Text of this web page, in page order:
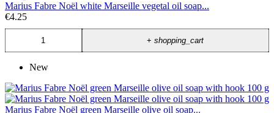
Marius Fabre Noël white Marseille vegetal oil soap...
€4.25
+shopping_cart
New
Marius Fabre Noël green Marseille olive oil soap...